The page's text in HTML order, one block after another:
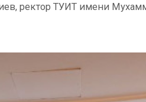
ректор ТУИТ имени